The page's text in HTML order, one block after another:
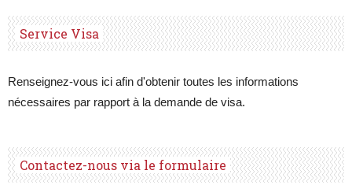
Service Visa
Renseignez-vous ici afin d'obtenir toutes les informations
nécessaires par rapport à la demande de visa.
Contactez-nous via le formulaire